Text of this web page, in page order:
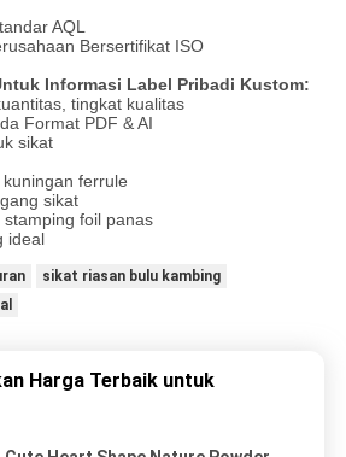
AQL
Bersertifikat ISO
Informasi Label Pribadi Kustom:
tingkat kualitas
Format PDF & AI
sikat
ferrule
sikat
foil panas
ideal
sikat riasan bulu kambing
Harga Terbaik untuk